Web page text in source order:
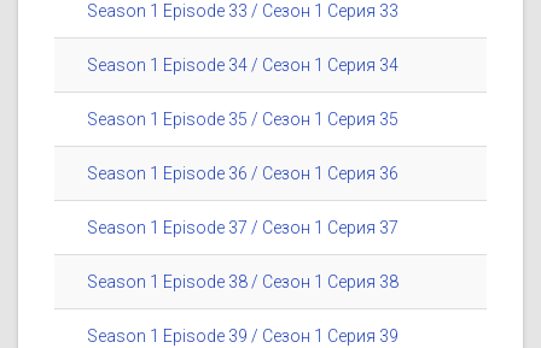
Season 1 Episode 33 / Сезон 1 Серия 33
Season 1 Episode 34 / Сезон 1 Серия 34
Season 1 Episode 35 / Сезон 1 Серия 35
Season 1 Episode 36 / Сезон 1 Серия 36
Season 1 Episode 37 / Сезон 1 Серия 37
Season 1 Episode 38 / Сезон 1 Серия 38
Season 1 Episode 39 / Сезон 1 Серия 39